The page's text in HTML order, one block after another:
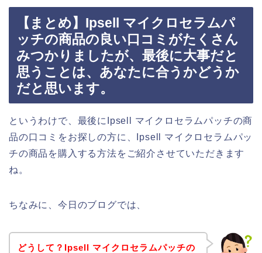
【まとめ】Ipsell マイクロセラムパ
ッチの商品の良い口コミがたくさん
みつかりましたが、最後に大事だと
思うことは、あなたに合うかどうか
だと思います。
というわけで、最後にIpsell マイクロセラムパッチの商
品の口コミをお探しの方に、Ipsell マイクロセラムパッ
チの商品を購入する方法をご紹介させていただきます
ね。
ちなみに、今日のブログでは、
どうして？Ipsell マイクロセラムパッチの